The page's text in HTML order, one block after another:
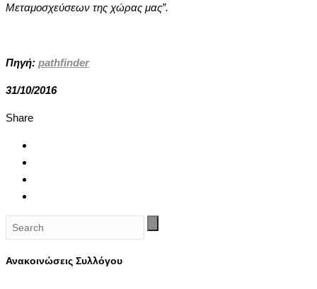
Μεταμοσχεύσεων της χώρας μας”.
Πηγή: pathfinder
31/10/2016
Share
Ανακοινώσεις Συλλόγου